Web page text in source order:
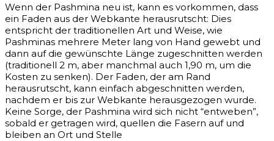
Wenn der Pashmina neu ist, kann es vorkommen, dass
ein Faden aus der Webkante herausrutscht: Dies
entspricht der traditionellen Art und Weise, wie
Pashminas mehrere Meter lang von Hand gewebt und
dann auf die gewünschte Länge zugeschnitten werden
(traditionell 2 m, aber manchmal auch 1,90 m, um die
Kosten zu senken). Der Faden, der am Rand
herausrutscht, kann einfach abgeschnitten werden,
nachdem er bis zur Webkante herausgezogen wurde.
Keine Sorge, der Pashmina wird sich nicht “entweben”,
sobald er getragen wird, quellen die Fasern auf und
bleiben an Ort und Stelle